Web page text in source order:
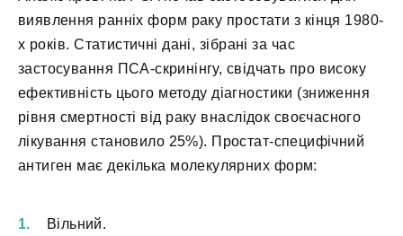
виявлення ранніх форм раку простати з кінця 1980-
х років. Статистичні дані, зібрані за час
застосування ПСА-скринінгу, свідчать про високу
ефективність цього методу діагностики (зниження
рівня смертності від раку внаслідок своєчасного
лікування становило 25%). Простат-специфічний
антиген має декілька молекулярних форм:
Вільний.